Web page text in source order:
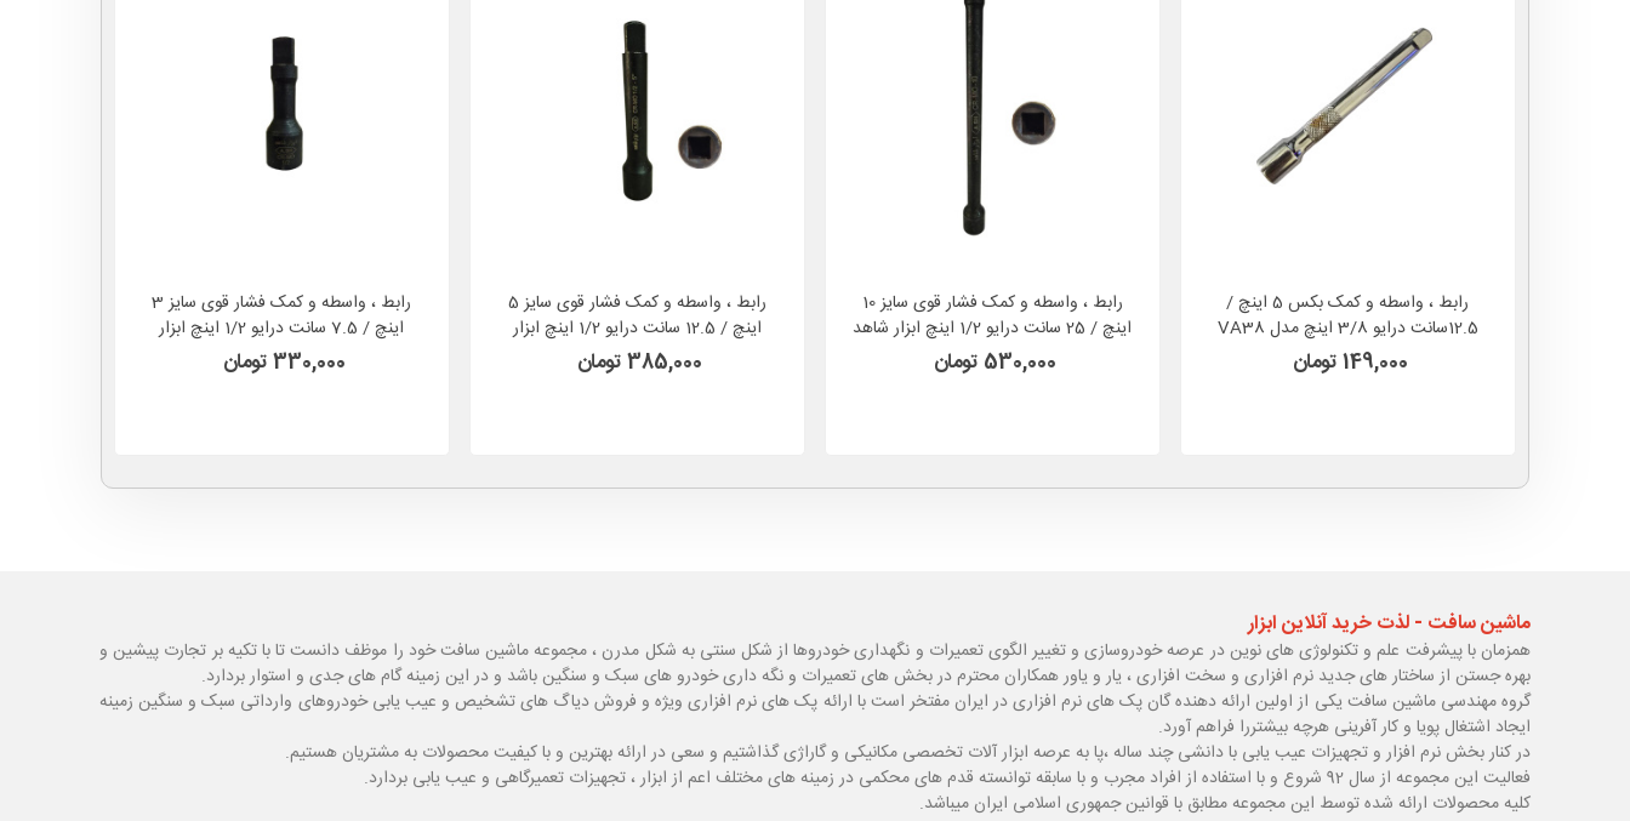
رابط ، واسطه و کمک بکس 5 اینچ /
12.5سانت درایو 3/8 اینچ مدل VA38
149,000 تومان
رابط ، واسطه و کمک فشار قوی سایز 10
اینچ / 25 سانت درایو 1/2 اینچ ابزار شاهد
530,000 تومان
رابط ، واسطه و کمک فشار قوی سایز 5
اینچ / 12.5 سانت درایو 1/2 اینچ ابزار
شاهد
385,000 تومان
رابط ، واسطه و کمک فشار قوی سایز 3
اینچ / 7.5 سانت درایو 1/2 اینچ ابزار
شاهد
330,000 تومان
ماشین سافت - لذت خرید آنلاین ابزار
همزمان با پیشرفت علم و تکنولوژی های نوین در عرصه خودروسازی و تغییر الگوی تعمیرات و نگهداری خودروها از شکل سنتی به شکل مدرن ، مجموعه ماشین سافت خود را موظف دانست تا با تکیه بر تجارت پیشین و
بهره جستن از ساختار های جدید نرم افزاری و سخت افزاری ، یار و یاور همکاران محترم در بخش های تعمیرات و نگه داری خودرو های سبک و سنگین باشد و در این زمینه گام های جدی و استوار بردارد.
گروه مهندسی ماشین سافت یکی از اولین ارائه دهنده گان پک های نرم افزاری در ایران مفتخر است با ارائه پک های نرم افزاری ویژه و فروش دیاگ های تشخیص و عیب یابی خودروهای وارداتی سبک و سنگین زمینه
ایجاد اشتغال پویا و کار آفرینی هرچه بیشتررا فراهم آورد.
در کنار بخش نرم افزار و تجهیزات عیب یابی با دانشی چند ساله ،پابه عرصه ابزار آلات تخصصی مکانیکی و گاراژی گذاشتیم و سعی در ارائه بهترین و با کیفیت محصولات به مشتریان هستیم.
فعالیت این مجموعه از سال 92 شروع و با استفاده از افراد مجرب و با سابقه توانسته قدم های محکمی در زمینه های مختلف اعم از ابزار ، تجهیزات تعمیرگاهی و عیب یابی بردارد.
کلیه محصولات ارائه شده توسط این مجموعه مطابق با قوانین جمهوری اسلامی ایران میباشد.